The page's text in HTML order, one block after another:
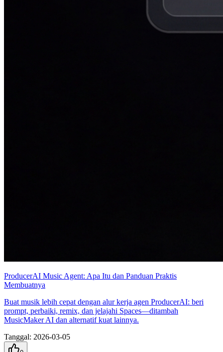
ProducerAI Music Agent: Apa Itu dan Panduan Praktis
Membuatnya
Buat musik lebih cepat dengan alur kerja agen ProducerAI: beri
prompt, perbaiki, remix, dan jelajahi Spaces—ditambah
MusicMaker AI dan alternatif kuat lainnya.
Tanggal: 2026-03-05